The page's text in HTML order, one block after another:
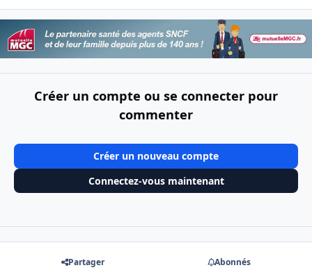
Créer un compte ou se connecter pour
commenter
Créer un nouveau compte
Connectez-vous maintenant
Partager Abonnés